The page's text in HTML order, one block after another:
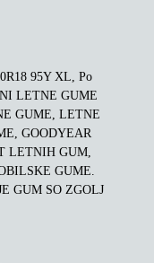
95Y XL, Po
LETNE GUME
GUME, LETNE
GOODYEAR
LETNIH GUM,
GUME.
GUM SO ZGOLJ